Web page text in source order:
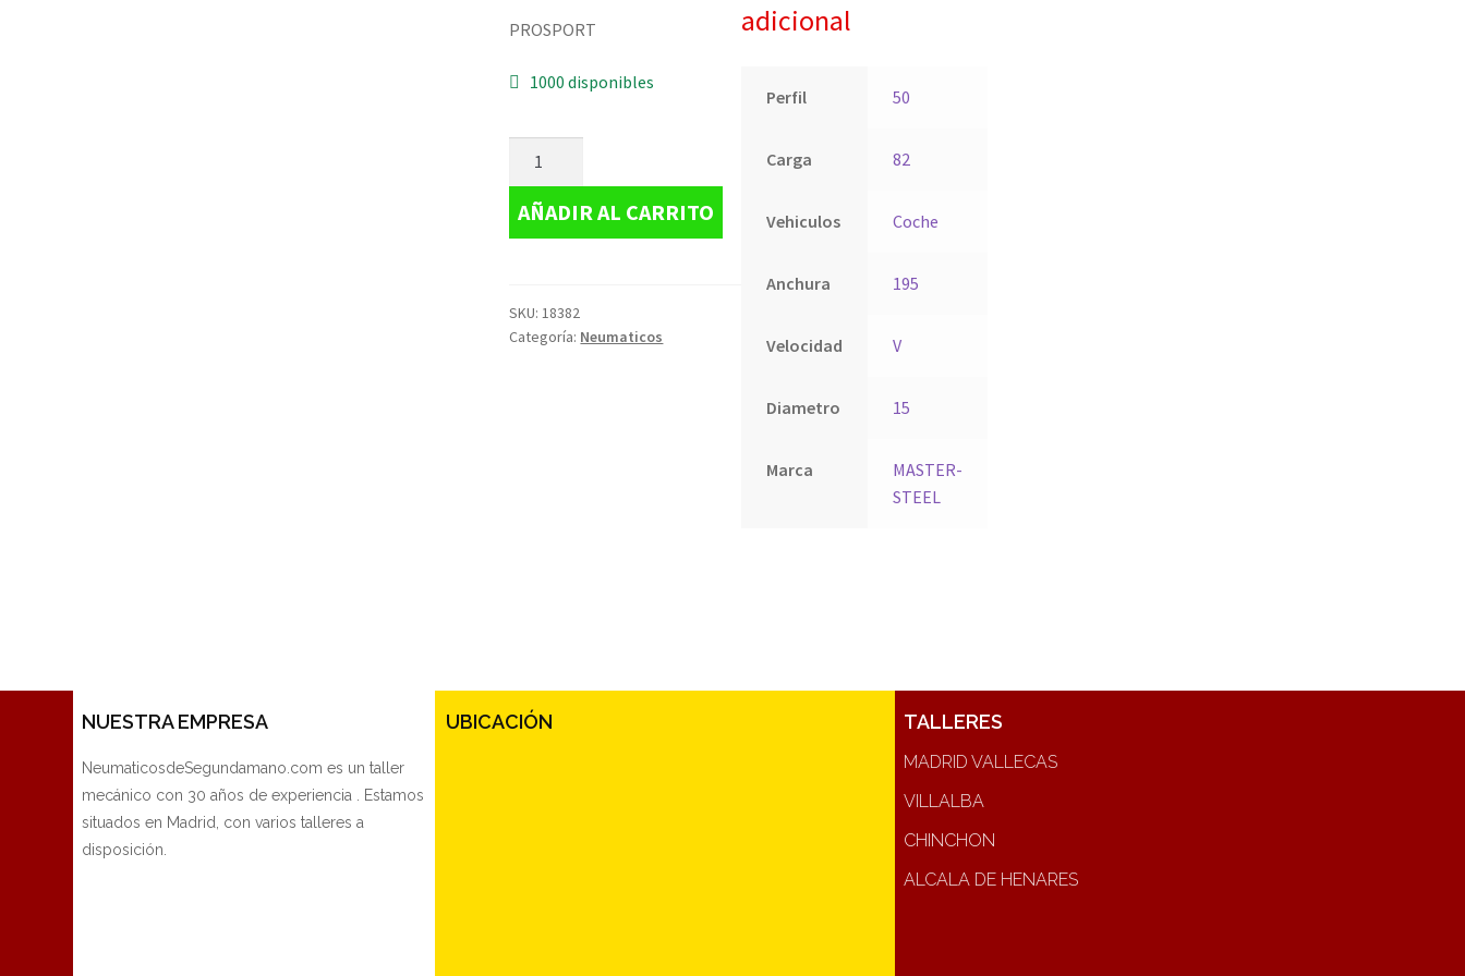
PROSPORT
1000 disponibles
AÑADIR AL CARRITO
SKU:18382
Categoría: Neumaticos
adicional
Perfil 50
Carga 82
Vehiculos Coche
Anchura 195
Velocidad V
Diametro 15
Marca
MASTER-
STEEL
NUESTRA EMPRESA
NeumaticosdeSegundamano.com es un taller
mecánico con 30 años de experiencia . Estamos
situados en Madrid, con varios talleres a
disposición.
UBICACIÓN TALLERES
MADRID VALLECAS
VILLALBA
CHINCHON
ALCALA DE HENARES